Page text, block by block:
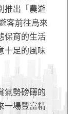
推出「農遊
客前往烏來
保育的生活
十足的風味
氣勢磅礡的
一場豐富精